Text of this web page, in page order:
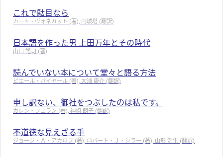
これで駄目なら
カート・ヴォネガット (著), 円城塔 (翻訳)
日本語を作った男 上田万年とその時代
山口 謠司 (著)
読んでいない本について堂々と語る方法
ピエール・バイヤール (著), 大浦 康介 (翻訳)
申し訳ない、御社をつぶしたのは私です。
カレン・フェラン (著), 神崎 朗子 (翻訳)
不道徳な見えざる手
ジョージ・Ａ・アカロフ (著), ロバート・Ｊ・シラー (著), 山形 浩生 (翻訳)